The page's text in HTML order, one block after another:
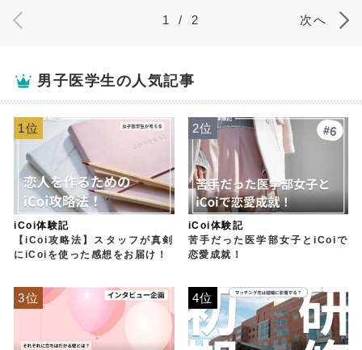
1 / 2 次へ
男子医学生の人気記事
iCoi体験記
【iCoi攻略法】スタッフが真剣
にiCoiを使った感想をお届け！
1位
iCoi体験記
苦手だった医学部女子とiCoiで
恋愛成就！
2位
3位 4位